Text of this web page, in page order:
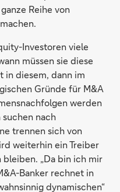
Reihe von
Investoren viele
müssen sie diese
in diesem, dann im
Gründe für M&A
werden
nach
trennen sich von
weiterhin ein Treiber
„Da bin ich mir
Banker rechnet in
dynamischen“